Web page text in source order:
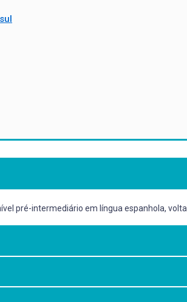
pré-intermediário em língua espanhola,
pré-intermediárias em língua espanhola,